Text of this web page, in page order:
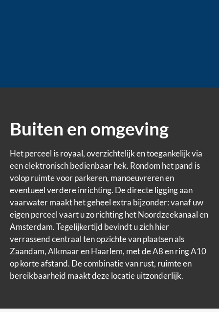
Buiten en omgeving
Het perceel is royaal, overzichtelijk en toegankelijk via
een elektronisch bedienbaar hek. Rondom het pand is
volop ruimte voor parkeren, manoeuvreren en
eventueel verdere inrichting. De directe ligging aan
vaarwater maakt het geheel extra bijzonder: vanaf uw
eigen perceel vaart u zo richting het Noordzeekanaal en
Amsterdam. Tegelijkertijd bevindt u zich hier
verrassend centraal ten opzichte van plaatsen als
Zaandam, Alkmaar en Haarlem, met de A8 en ring A10
op korte afstand. De combinatie van rust, ruimte en
bereikbaarheid maakt deze locatie uitzonderlijk.